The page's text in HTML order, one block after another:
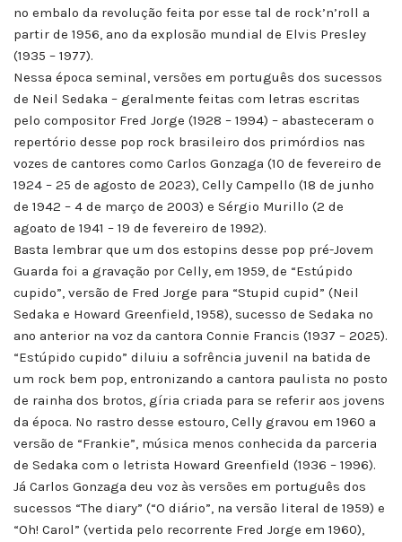
no embalo da revolução feita por esse tal de rock’n’roll a
partir de 1956, ano da explosão mundial de Elvis Presley
(1935 – 1977).
Nessa época seminal, versões em português dos sucessos
de Neil Sedaka – geralmente feitas com letras escritas
pelo compositor Fred Jorge (1928 – 1994) – abasteceram o
repertório desse pop rock brasileiro dos primórdios nas
vozes de cantores como Carlos Gonzaga (10 de fevereiro de
1924 – 25 de agosto de 2023), Celly Campello (18 de junho
de 1942 – 4 de março de 2003) e Sérgio Murillo (2 de
agoato de 1941 – 19 de fevereiro de 1992).
Basta lembrar que um dos estopins desse pop pré-Jovem
Guarda foi a gravação por Celly, em 1959, de “Estúpido
cupido”, versão de Fred Jorge para “Stupid cupid” (Neil
Sedaka e Howard Greenfield, 1958), sucesso de Sedaka no
ano anterior na voz da cantora Connie Francis (1937 – 2025).
“Estúpido cupido” diluiu a sofrência juvenil na batida de
um rock bem pop, entronizando a cantora paulista no posto
de rainha dos brotos, gíria criada para se referir aos jovens
da época. No rastro desse estouro, Celly gravou em 1960 a
versão de “Frankie”, música menos conhecida da parceria
de Sedaka com o letrista Howard Greenfield (1936 – 1996).
Já Carlos Gonzaga deu voz às versões em português dos
sucessos “The diary” (“O diário”, na versão literal de 1959) e
“Oh! Carol” (vertida pelo recorrente Fred Jorge em 1960),